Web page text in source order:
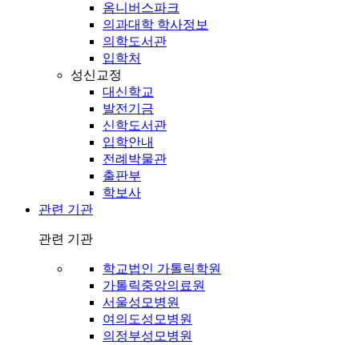
옴니버스파크
의과대학 학사정보
의학도서관
입학처
성신교정
대신학교
발전기금
신학도서관
입학안내
전례박물관
출판부
학보사
관련 기관
관련 기관
학교법인 가톨릭학원
가톨릭중앙의료원
서울성모병원
여의도성모병원
의정부성모병원